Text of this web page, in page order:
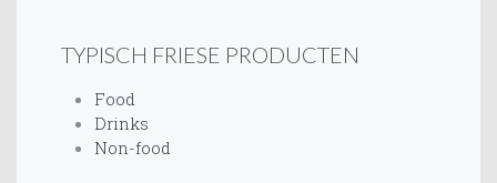
TYPISCH FRIESE PRODUCTEN
Food
Drinks
Non-food